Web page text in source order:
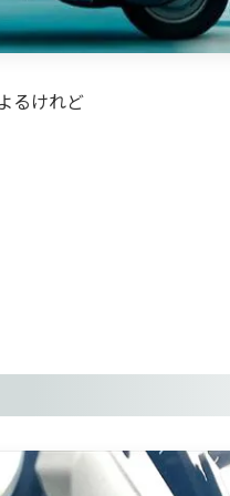
るけれど